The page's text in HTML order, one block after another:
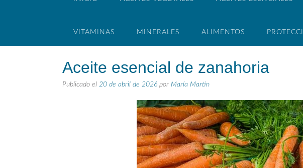
VITAMINAS MINERALES ALIMENTOS
Aceite esencial de zanahoria
Publicado el 20 de abril de 2026 por María Martín